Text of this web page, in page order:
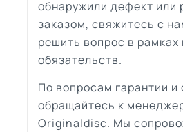
обнаружили дефект или
заказом, свяжитесь с
решить вопрос в рамках
обязательств.
По вопросам гарантии
обращайтесь к
Originaldisc. Мы